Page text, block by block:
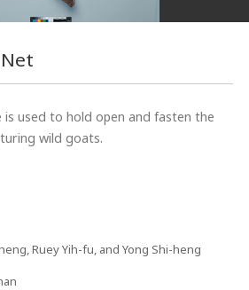
used to hold open and fasten the
wild goats.
Ruey Yih-fu, and Yong Shi-heng